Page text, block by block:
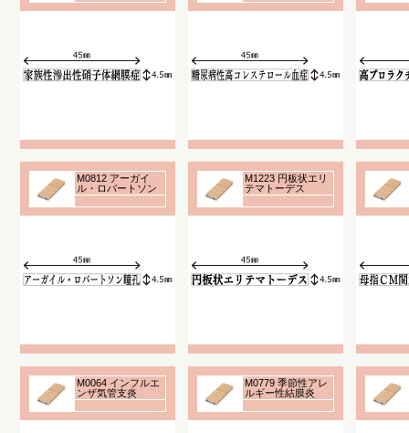
M0812 アーガイ
ル・ロバートソン
瞳孔
M1223 円板状エリ
テマトーデス
M0064 インフルエ
ンザ気管支炎
M0779 季節性アレ
ルギー性結膜炎